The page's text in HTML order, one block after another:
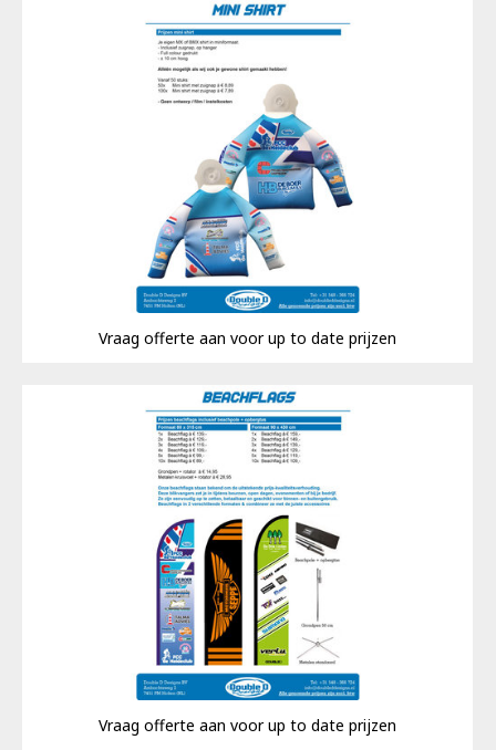
Vraag offerte aan voor up to date prijzen
Vraag offerte aan voor up to date prijzen